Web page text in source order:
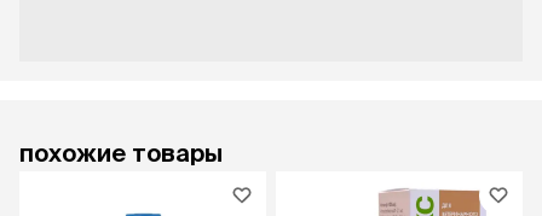
похожие товары